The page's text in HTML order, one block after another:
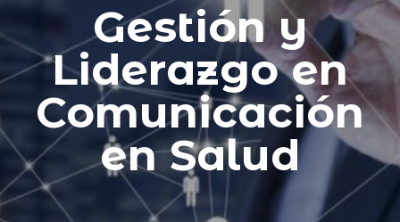
Gestión y
Liderazgo en
Comunicación
en Salud